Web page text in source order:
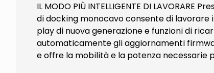
IL MODO PIÙ INTELLIGENTE DI
di docking monocavo consente di lavorare
play di nuova generazione e funzioni di
automaticamente gli aggiornamenti
e offre la mobilità e la potenza necessarie